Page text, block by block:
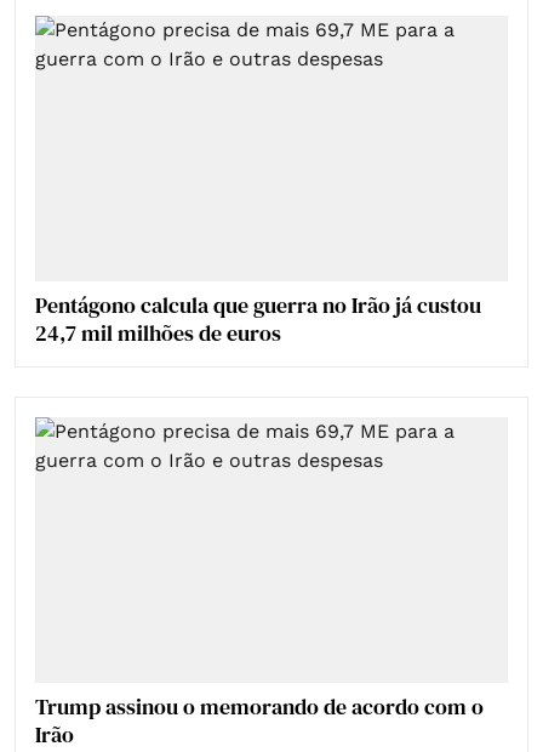
Pentágono calcula que guerra no Irão já custou
24,7 mil milhões de euros
Trump assinou o memorando de acordo com o
Irão